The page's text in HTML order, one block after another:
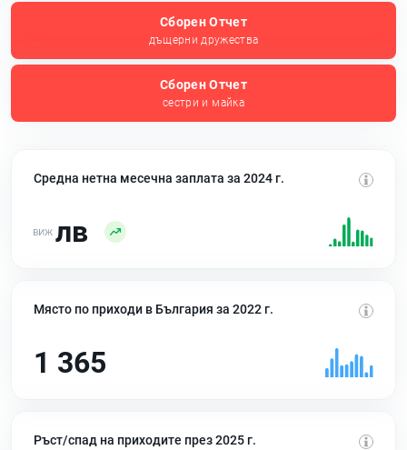
Сборен Отчет
дъщерни дружества
Сборен Отчет
сестри и майка
Средна нетна месечна заплата за 2024 г.
лв
Място по приходи в България за 2022 г.
1 365
Ръст/спад на приходите през 2025 г.